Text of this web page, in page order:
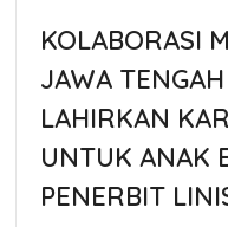
KOLABORASI
JAWA
LAHIRKAN
UNTUK ANAK
PENERBIT